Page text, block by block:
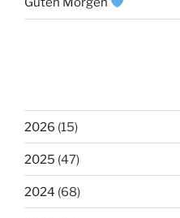
2026 (15)
2025 (47)
2024 (68)